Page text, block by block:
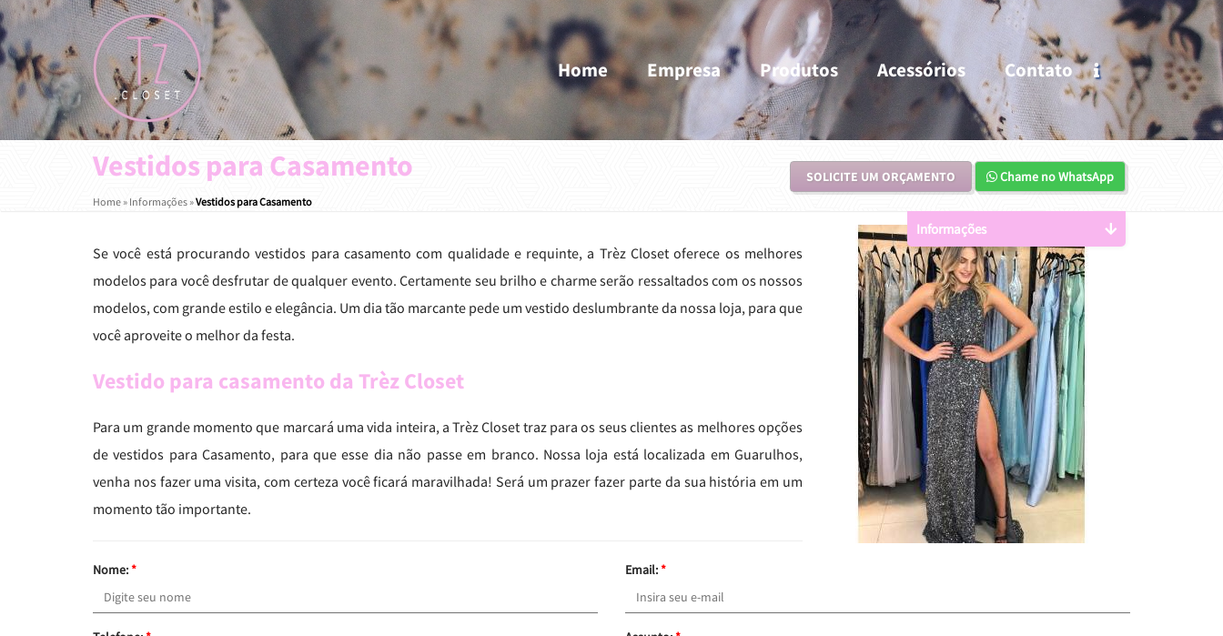
Home Empresa Produtos Acessórios Contato
Vestidos para Casamento
Home » Informações»Vestidos para Casamento
SOLICITE UM ORÇAMENTO Chame no WhatsApp
Se você está procurando vestidos para casamento com qualidade e requinte, a Trèz Closet oferece os melhores
modelos para você desfrutar de qualquer evento. Certamente seu brilho e charme serão ressaltados com os nossos
modelos, com grande estilo e elegância. Um dia tão marcante pede um vestido deslumbrante da nossa loja, para que
você aproveite o melhor da festa.
Vestido para casamento da Trèz Closet
Para um grande momento que marcará uma vida inteira, a Trèz Closet traz para os seus clientes as melhores opções
de vestidos para Casamento, para que esse dia não passe em branco. Nossa loja está localizada em Guarulhos,
venha nos fazer uma visita, com certeza você ficará maravilhada! Será um prazer fazer parte da sua história em um
momento tão importante.
Nome:* Email:*
Informações